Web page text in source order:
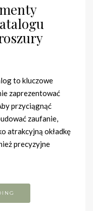
to kluczowe
zaprezentować
przyciągnąć
zaufanie,
atrakcyjną okładkę
precyzyjne